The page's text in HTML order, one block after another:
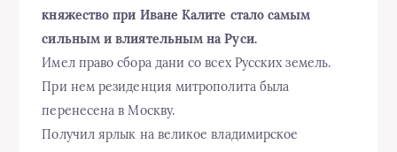
княжество при Иване Калите стало самым
сильным и влиятельным на Руси.
Имел право сбора дани со всех Русских земель.
При нем резиденция митрополита была
перенесена в Москву.
Получил ярлык на великое владимирское